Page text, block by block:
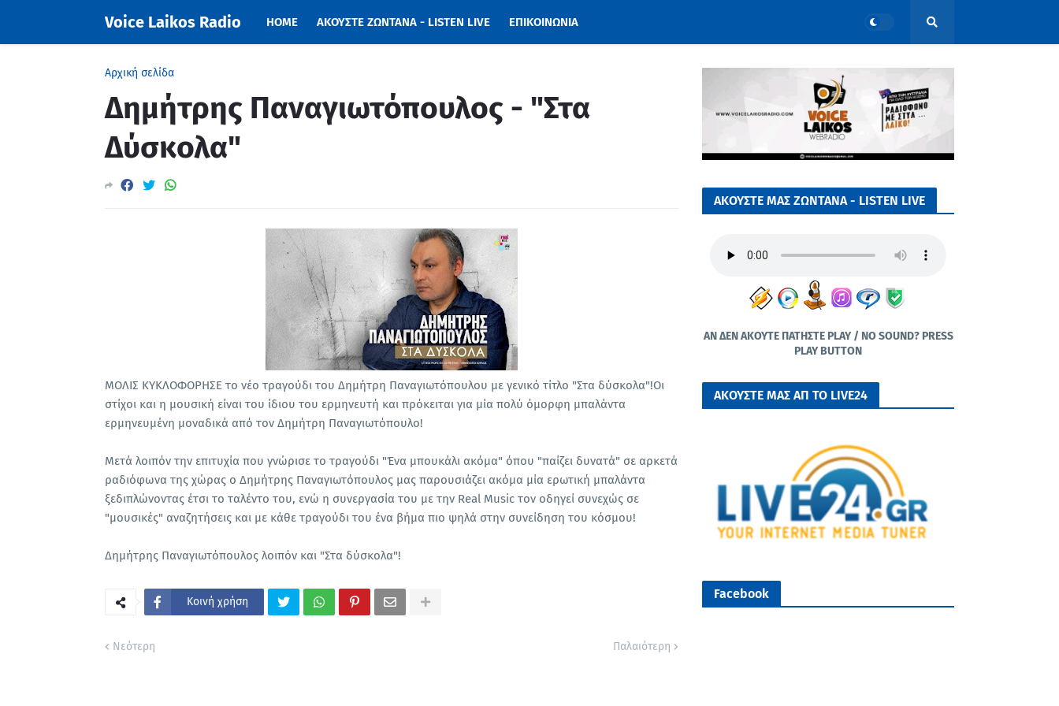
Voice Laikos Radio HOME ΑΚΟΥΣΤΕ ΖΩΝΤΑΝΑ - LISTEN LIVE ΕΠΙΚΟΙΝΩΝΙΑ
Αρχική σελίδα
Δημήτρης Παναγιωτόπουλος - "Στα
Δύσκολα"
ΜΟΛΙΣ ΚΥΚΛΟΦΟΡΗΣΕ το νέο τραγούδι του Δημήτρη Παναγιωτόπουλου με γενικό τίτλο "Στα δύσκολα"!Οι
στίχοι και η μουσική είναι του ίδιου του ερμηνευτή και πρόκειται για μία πολύ όμορφη μπαλάντα
ερμηνευμένη μοναδικά από τον Δημήτρη Παναγιωτόπουλο!
Μετά λοιπόν την επιτυχία που γνώρισε το τραγούδι "Ένα μπουκάλι ακόμα" όπου "παίζει δυνατά" σε αρκετά
ραδιόφωνα της χώρας ο Δημήτρης Παναγιωτόπουλος μας παρουσιάζει ακόμα μία ερωτική μπαλάντα
ξεδιπλώνοντας έτσι το ταλέντο του, ενώ η συνεργασία του με την Real Music τον οδηγεί συνεχώς σε
"μουσικές" αναζητήσεις και με κάθε τραγούδι του ένα βήμα πιο ψηλά στην συνείδηση του κόσμου!
Δημήτρης Παναγιωτόπουλος λοιπόν και "Στα δύσκολα"!
Κοινή χρήση
Νεότερη Παλαιότερη
ΑΚΟΥΣΤΕ ΜΑΣ ΖΩΝΤΑΝΑ - LISTEN LIVE
ΑΝ ΔΕΝ ΑΚΟΥΤΕ ΠΑΤΗΣΤΕ PLAY / NO SOUND? PRESS
PLAY BUTTON
ΑΚΟΥΣΤΕ ΜΑΣ ΑΠ ΤΟ LIVE24
Facebook